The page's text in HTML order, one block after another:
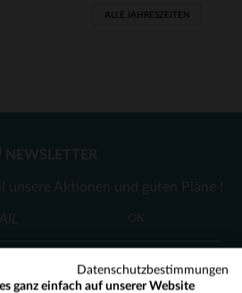
VERFÜGBARE GRÖSSEN
43 44
ALLE JAHRESZEITEN
NEWSLETTER
unsere Aktionen und guten Pläne !
OK
Datenschutzbestimmungen
ganz einfach auf unserer Website